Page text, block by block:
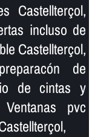
Castellterçol,
incluso de
Castellterçol,
de
de cintas y
pvc